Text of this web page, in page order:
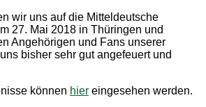
wir uns auf die Mitteldeutsche
27. Mai 2018 in Thüringen und
Angehörigen und Fans unserer
bisher sehr gut angefeuert und
können hier eingesehen werden.